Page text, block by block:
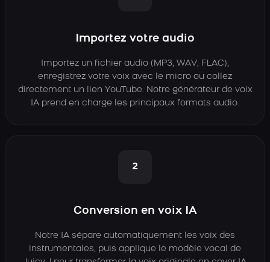
Importez votre audio
Importez un fichier audio (MP3, WAV, FLAC),
enregistrez votre voix avec le micro ou collez
directement un lien YouTube. Notre générateur de voix
IA prend en charge les principaux formats audio.
2
Conversion en voix IA
Notre IA sépare automatiquement les voix des
instrumentales, puis applique le modèle vocal de